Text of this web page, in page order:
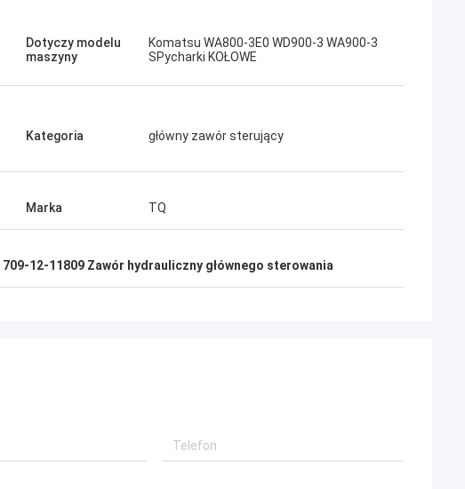
cena. Chcę ponownie zamówić, gdy będę
potrzebował.
Dotyczy modelu
maszyny
Komatsu WA800-3E0 WD900-3 WA900-3
SPycharki KOŁOWE
Kategoria główny zawór sterujący
Marka TQ
709-12-11809 Zawór hydrauliczny głównego sterowania